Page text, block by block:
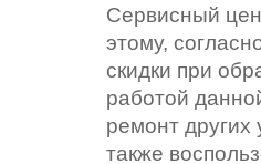
Сервисный
этому,
скидки при
работой
ремонт других
также